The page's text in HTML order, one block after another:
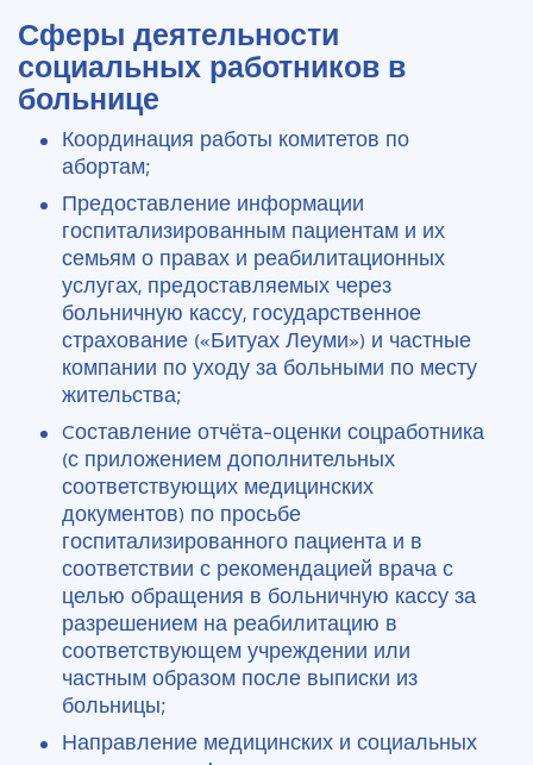
Сферы деятельности
социальных работников в
больнице
Координация работы комитетов по
абортам;
Предоставление информации
госпитализированным пациентам и их
семьям о правах и реабилитационных
услугах, предоставляемых через
больничную кассу, государственное
страхование («Битуах Леуми») и частные
компании по уходу за больными по месту
жительства;
Cоставление отчёта-оценки соцработника
(с приложением дополнительных
соответствующих медицинских
документов) по просьбе
госпитализированного пациента и в
соответствии с рекомендацией врача с
целью обращения в больничную кассу за
разрешением на реабилитацию в
соответствующем учреждении или
частным образом после выписки из
больницы;
Направление медицинских и социальных